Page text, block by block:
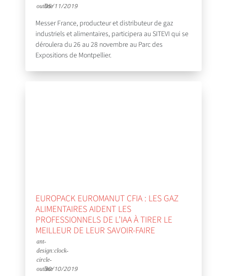
05/11/2019
Messer France, producteur et distributeur de gaz
industriels et alimentaires, participera au SITEVI qui se
déroulera du 26 au 28 novembre au Parc des
Expositions de Montpellier.
EUROPACK EUROMANUT CFIA : LES GAZ
ALIMENTAIRES AIDENT LES
PROFESSIONNELS DE L’IAA À TIRER LE
MEILLEUR DE LEUR SAVOIR-FAIRE
30/10/2019